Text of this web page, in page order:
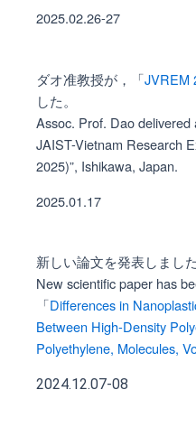
2025.02.26-27
ダオ准教授が，「JVREM
した。
Assoc. Prof. Dao delivered
JAIST-Vietnam Research
2025)”, Ishikawa, Japan.
2025.01.17
新しい論文を発表しました
New scientific paper has
「Differences in
Between High-Density
Polyethylene, Molecules,
2024.12.07-08